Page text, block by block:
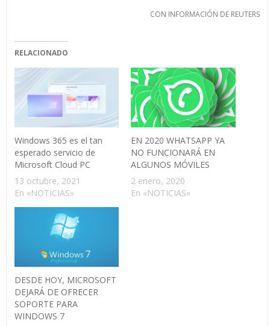
CON INFORMACIÓN DE REUTERS
RELACIONADO
Windows 365 es el tan
esperado servicio de
Microsoft Cloud PC
13 octubre, 2021
En «NOTICIAS»
EN 2020 WHATSAPP YA
NO FUNCIONARÁ EN
ALGUNOS MÓVILES
2 enero, 2020
En «NOTICIAS»
DESDE HOY, MICROSOFT
DEJARÁ DE OFRECER
SOPORTE PARA
WINDOWS 7